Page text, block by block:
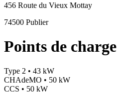
456 Route du Vieux Mottay
74500 Publier
Points de charge
Type 2 • 43 kW
CHAdeMO • 50 kW
CCS • 50 kW